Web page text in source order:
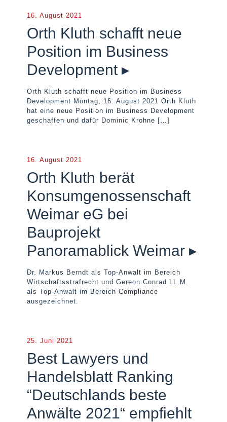
16. August 2021
Orth Kluth schafft neue
Position im Business
Development ▸
Orth Kluth schafft neue Position im Business
Development Montag, 16. August 2021 Orth Kluth
hat eine neue Position im Business Development
geschaffen und dafür Dominic Krohne […]
16. August 2021
Orth Kluth berät
Konsumgenossenschaft
Weimar eG bei
Bauprojekt
Panoramablick Weimar ▸
Dr. Markus Berndt als Top-Anwalt im Bereich
Wirtschaftsstrafrecht und Gereon Conrad LL.M.
als Top-Anwalt im Bereich Compliance
ausgezeichnet.
25. Juni 2021
Best Lawyers und
Handelsblatt Ranking
“Deutschlands beste
Anwälte 2021“ empfiehlt